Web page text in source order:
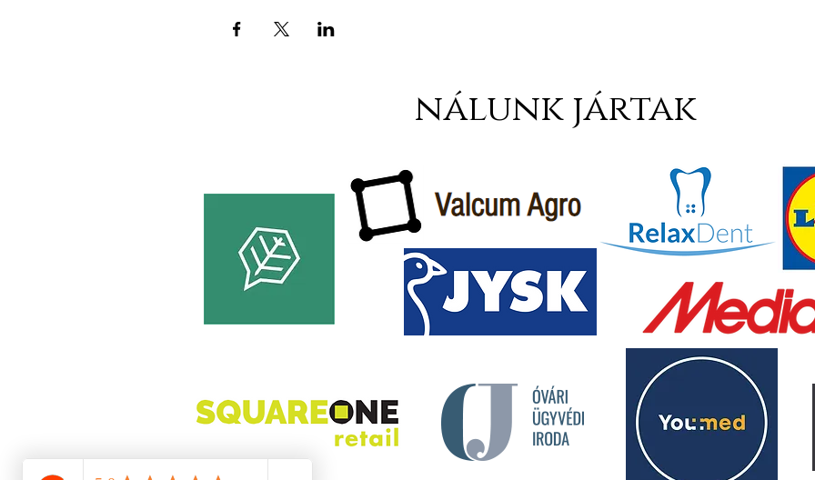
nálunk jártak